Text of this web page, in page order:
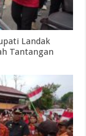
Landak
Tantangan